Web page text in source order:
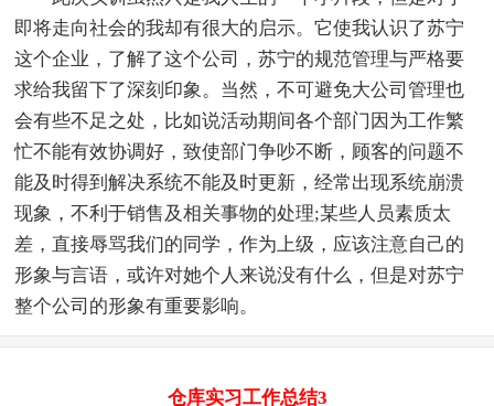
即将走向社会的我却有很大的启示。它使我认识了苏宁
这个企业，了解了这个公司，苏宁的规范管理与严格要
求给我留下了深刻印象。当然，不可避免大公司管理也
会有些不足之处，比如说活动期间各个部门因为工作繁
忙不能有效协调好，致使部门争吵不断，顾客的问题不
能及时得到解决系统不能及时更新，经常出现系统崩溃
现象，不利于销售及相关事物的处理;某些人员素质太
差，直接辱骂我们的同学，作为上级，应该注意自己的
形象与言语，或许对她个人来说没有什么，但是对苏宁
整个公司的形象有重要影响。
仓库实习工作总结3